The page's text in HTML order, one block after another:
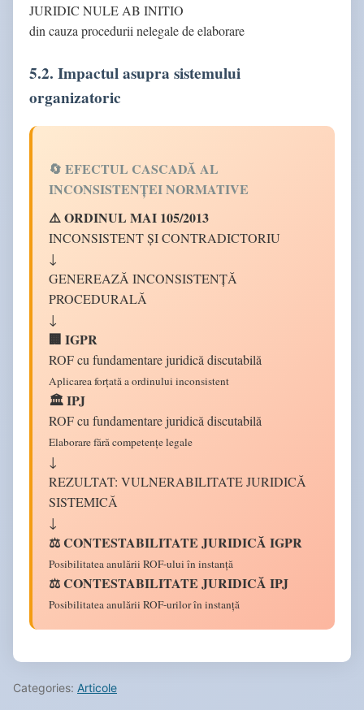
JURIDIC NULE AB INITIO
din cauza procedurii nelegale de elaborare
5.2. Impactul asupra sistemului
organizatoric
🔄 EFECTUL CASCADĂ AL
INCONSISTENȚEI NORMATIVE
⚠️ ORDINUL MAI 105/2013
INCONSISTENT ȘI CONTRADICTORIU
↓
GENEREAZĂ INCONSISTENȚĂ
PROCEDURALĂ
↓
🏢 IGPR
ROF cu fundamentare juridică discutabilă
Aplicarea forțată a ordinului inconsistent
🏛️ IPJ
ROF cu fundamentare juridică discutabilă
Elaborare fără competențe legale
↓
REZULTAT: VULNERABILITATE JURIDICĂ
SISTEMICĂ
↓
⚖️ CONTESTABILITATE JURIDICĂ IGPR
Posibilitatea anulării ROF-ului în instanță
⚖️ CONTESTABILITATE JURIDICĂ IPJ
Posibilitatea anulării ROF-urilor în instanță
Categories: Articole